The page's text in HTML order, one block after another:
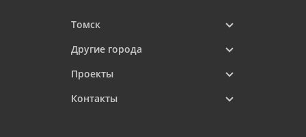
Томск
Другие города
Проекты
Контакты